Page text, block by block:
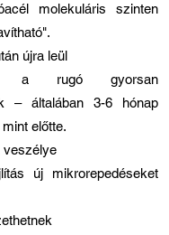
molekuláris szinten
újra leül
a rugó gyorsan
– általában 3-6 hónap
előtte.
veszélye
új mikrorepedéseket